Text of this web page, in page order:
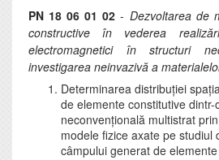
PN 18 06 01 02 - Dezvoltarea de
constructive în vederea
electromagnetici în structuri
investigarea neinvazivă a
Determinarea distribuției
de elemente constitutive
neconvențională multistrat
modele fizice axate pe studiul
câmpului generat de